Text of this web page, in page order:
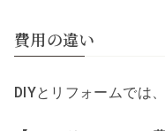
費用の違い
DIYとリフォームでは